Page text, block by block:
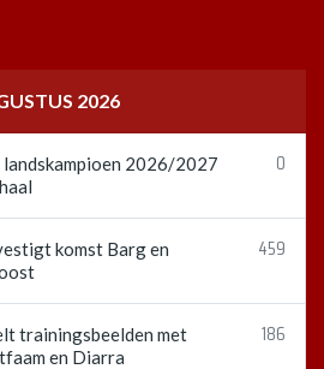
2026
2026/2027
0
komst Barg en
459
trainingsbeelden met
en Diarra
186